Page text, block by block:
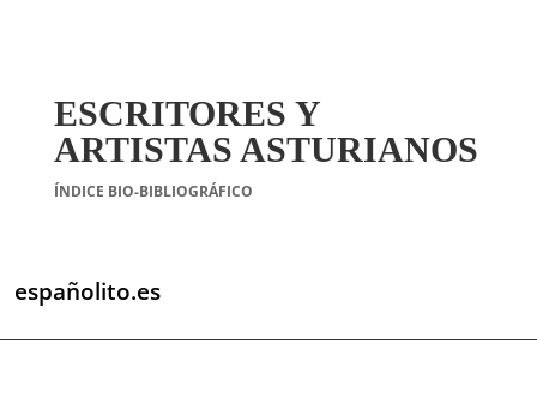
ESCRITORES Y
ARTISTAS ASTURIANOS
ÍNDICE BIO-BIBLIOGRÁFICO
españolito.es